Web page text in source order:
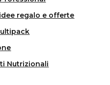
regalo e offerte
Nutrizionali